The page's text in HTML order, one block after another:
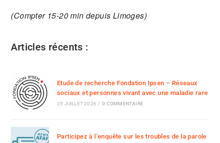
(Compter 15-20 min depuis Limoges)
Articles récents :
Etude de recherche Fondation Ipsen – Réseaux
sociaux et personnes vivant avec une maladie rare
25 JUILLET 2026 / 0 COMMENTAIRE
Participez à l’enquête sur les troubles de la parole